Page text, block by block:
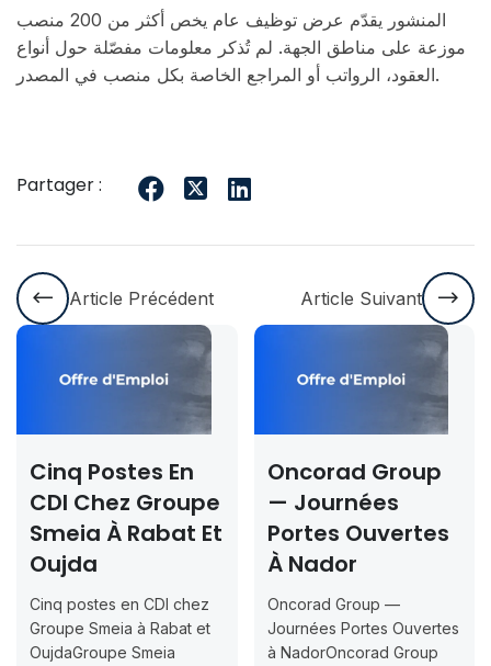
المنشور يقدّم عرض توظيف عام يخص أكثر من 200 منصب
موزعة على مناطق الجهة. لم تُذكر معلومات مفصّلة حول أنواع
العقود، الرواتب أو المراجع الخاصة بكل منصب في المصدر.
Partager :
Article Précédent Article Suivant
Cinq Postes En
CDI Chez Groupe
Smeia À Rabat Et
Oujda
Cinq postes en CDI chez
Groupe Smeia à Rabat et
OujdaGroupe Smeia
Oncorad Group
— Journées
Portes Ouvertes
À Nador
Oncorad Group —
Journées Portes Ouvertes
à NadorOncorad Group